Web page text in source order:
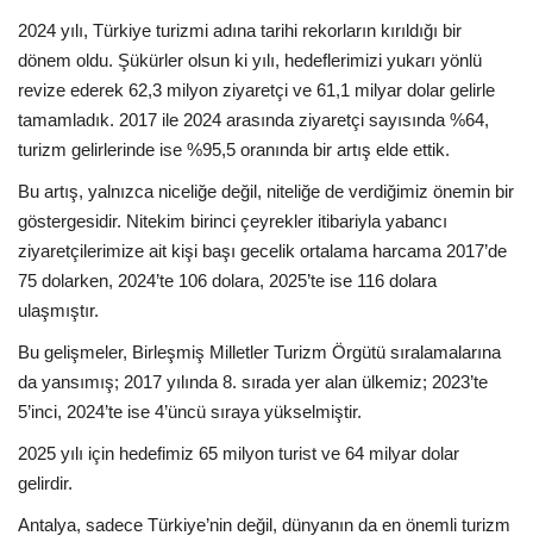
2024 yılı, Türkiye turizmi adına tarihi rekorların kırıldığı bir
dönem oldu. Şükürler olsun ki yılı, hedeflerimizi yukarı yönlü
revize ederek 62,3 milyon ziyaretçi ve 61,1 milyar dolar gelirle
tamamladık. 2017 ile 2024 arasında ziyaretçi sayısında %64,
turizm gelirlerinde ise %95,5 oranında bir artış elde ettik.
Bu artış, yalnızca niceliğe değil, niteliğe de verdiğimiz önemin bir
göstergesidir. Nitekim birinci çeyrekler itibariyla yabancı
ziyaretçilerimize ait kişi başı gecelik ortalama harcama 2017’de
75 dolarken, 2024’te 106 dolara, 2025’te ise 116 dolara
ulaşmıştır.
Bu gelişmeler, Birleşmiş Milletler Turizm Örgütü sıralamalarına
da yansımış; 2017 yılında 8. sırada yer alan ülkemiz; 2023’te
5’inci, 2024’te ise 4’üncü sıraya yükselmiştir.
2025 yılı için hedefimiz 65 milyon turist ve 64 milyar dolar
gelirdir.
Antalya, sadece Türkiye’nin değil, dünyanın da en önemli turizm